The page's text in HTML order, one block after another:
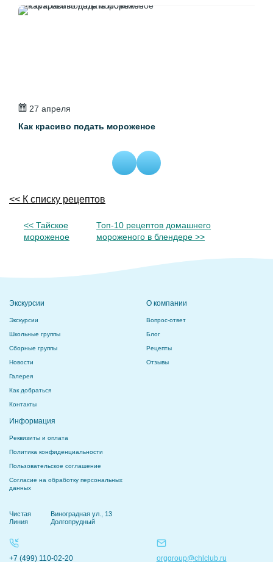
Как красиво подать мороженое
27 апреля
Как красиво подать мороженое
<< К списку рецептов
<< Тайское
мороженое
Топ-10 рецептов домашнего
мороженого в блендере >>
Экскурсии
Экскурсии
Школьные группы
Сборные группы
Новости
Галерея
Как добраться
Контакты
О компании
Вопрос-ответ
Блог
Рецепты
Отзывы
Информация
Реквизиты и оплата
Политика конфиденциальности
Пользовательское соглашение
Согласие на обработку персональных
данных
Чистая
Линия
Виноградная ул., 13
Долгопрудный
+7 (499) 110-02-20 orggroup@chlclub.ru